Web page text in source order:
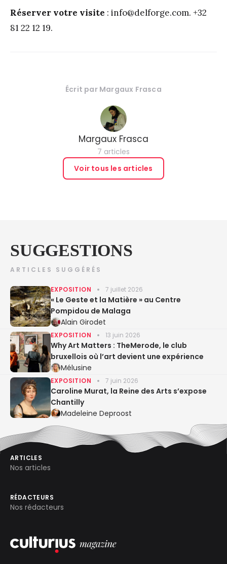
Réserver votre visite : info@delforge.com. +32
81 22 12 19.
Écrit par Margaux Frasca
Margaux Frasca
7 articles
Voir tous les articles
SUGGESTIONS
ARTICLES SUGGÉRÉS
EXPOSITION 7 juillet 2026
« Le Geste et la Matière » au Centre
Pompidou de Malaga
Alain Girodet
EXPOSITION 13 juin 2026
Why Art Matters : TheMerode, le club
bruxellois où l’art devient une expérience
Mélusine
EXPOSITION 7 juin 2026
Caroline Murat, la Reine des Arts s’expose
Chantilly
Madeleine Deproost
ARTICLES
Nos articles
RÉDACTEURS
Nos rédacteurs